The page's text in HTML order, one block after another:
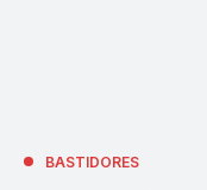
BASTIDORES